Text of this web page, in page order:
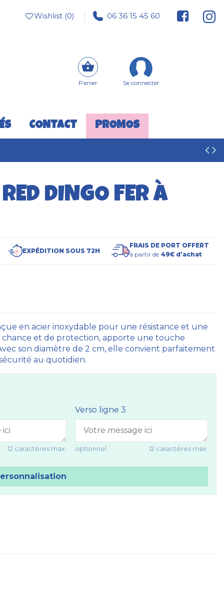
Wishlist (0) 06 36 15 45 60
Panier Se connecter
CONTACT PROMOS
DINGO FER À
EXPÉDITION SOUS 72H
FRAIS DE PORT OFFERT
à partir de 49€ d’achat
en acier inoxydable pour une résistance et une
et de protection, apporte une touche
son diamètre de 2 cm, elle convient parfaitement
au quotidien.
12 caractères max.
Verso ligne 3
optionnel 12 caractères max.